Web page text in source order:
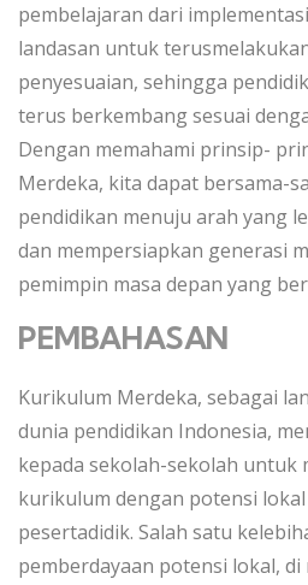
pembelajaran dari
landasan untuk
penyesuaian, sehingga
terus berkembang sesuai
Dengan memahami prinsip-
Merdeka, kita dapat bersama-
pendidikan menuju arah yang
dan mempersiapkan generasi
pemimpin masa depan yang
PEMBAHASAN
Kurikulum Merdeka, sebagai
dunia pendidikan Indonesia,
kepada sekolah-sekolah untuk
kurikulum dengan potensi
pesertadidik. Salah satu
pemberdayaan potensi lokal,